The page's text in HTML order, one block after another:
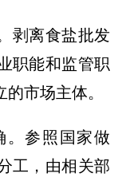
剥离食盐批发
职能和监管职
市场主体。
。参照国家做
工，由相关部